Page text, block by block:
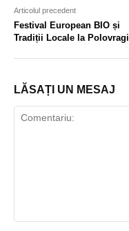
Articolul precedent
Festival European BIO și
Tradiții Locale la Polovragi
LĂSAȚI UN MESAJ